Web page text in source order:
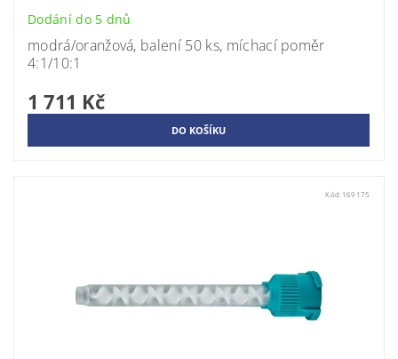
Dodání do 5 dnů
modrá/oranžová, balení 50 ks, míchací poměr
4:1/10:1
1 711 Kč
Kód:169175